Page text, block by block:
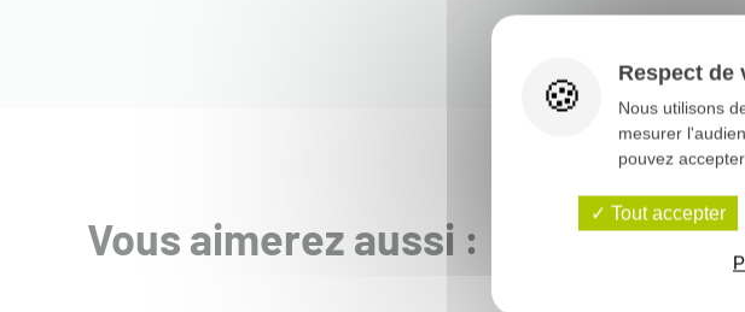
Vous aimerez aussi :
Respect de
Nous utilisons
mesurer
pouvez
Tout accepter